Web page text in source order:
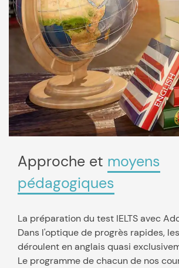
Approche et moyens
pédagogiques
La préparation du test IELTS avec
Dans l'optique de progrès rapides,
déroulent en anglais quasi
Le programme de chacun de nos